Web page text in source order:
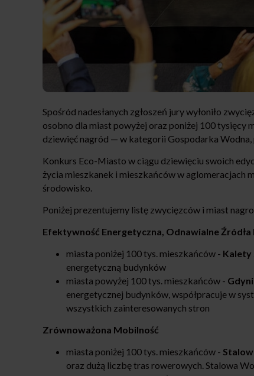
Spośród nadesłanych zgłoszeń jury wyłoniło
osobno dla miast powyżej oraz poniżej 100 tysięcy
dziewięć nagród — w kategorii Gospodarka
Konkurs Eco-Miasto w ciągu dziewięciu swoich
życia mieszkanek i mieszkańców w aglomeracjach
środowisko.
Poniżej prezentujemy listę zwycięzców i miast
Efektywność Energetyczna, Odnawialne Źródła
miasta poniżej 100 tys. mieszkańców - Kalety
energetyczną budynków
miasta powyżej 100 tys. mieszkańców -
energetycznej budynków, współpracuje w
wszystkich zainteresowanych stron
Zrównoważona Mobilność
miasta poniżej 100 tys. mieszkańców -
oraz dużą liczbę tras rowerowych. Stalowa